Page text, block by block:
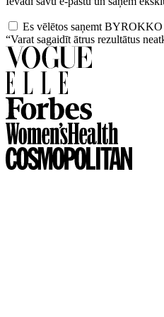
Es vēlētos saņemt
“Varat sagaidīt ātrus rezultātus